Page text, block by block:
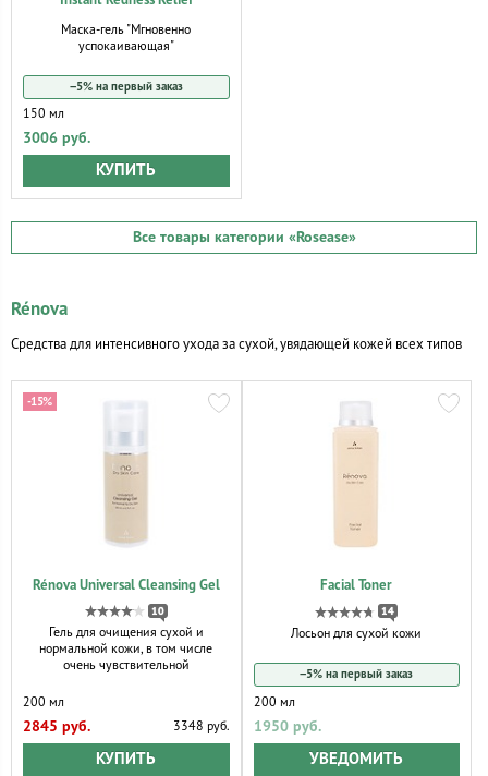
Маска-гель "Мгновенно
успокаивающая"
−5% на первый заказ
150 мл
3006 руб.
КУПИТЬ
Все товары категории «Rosease»
Rénova
Средства для интенсивного ухода за сухой, увядающей кожей всех типов
Rénova Universal Cleansing Gel
10
Гель для очищения сухой и
нормальной кожи, в том числе
очень чувствительной
-15%
200 мл
2845 руб. 3348 руб.
КУПИТЬ
Facial Toner
14
Лосьон для сухой кожи
−5% на первый заказ
200 мл
1950 руб.
УВЕДОМИТЬ